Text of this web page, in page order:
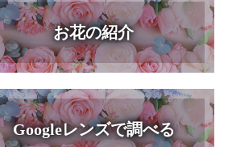
お花の紹介
Googleレンズで調べる